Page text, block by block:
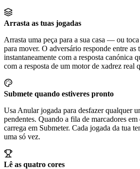
Arrasta as tuas jogadas
Arrasta uma peça para a sua casa — ou
para mover. O adversário responde entre as
instantaneamente com a resposta canónica
com a resposta de um motor de xadrez real
Submete quando estiveres pronto
Usa Anular jogada para desfazer qualquer
pendentes. Quando a fila de marcadores
carrega em Submeter. Cada jogada da tua
uma só vez.
Lê as quatro cores